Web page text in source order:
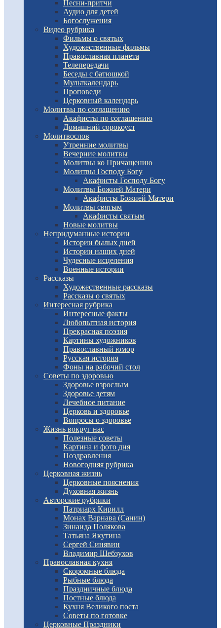
Песни-притчи
Аудио для детей
Богослужения
Видео рубрика
Фильмы о святых
Художественные фильмы
Православная планета
Телепередачи
Беседы с батюшкой
Мульткалендарь
Проповеди
Церковный календарь
Молитвы по соглашению
Акафисты по соглашению
Домашний сорокоуст
Молитвослов
Утренние молитвы
Вечерние молитвы
Молитвы ко Причащению
Молитвы Господу Богу
Акафисты Господу Богу
Молитвы Божией Матери
Акафисты Божией Матери
Молитвы святым
Акафисты святым
Новые молитвы
Непридуманные истории
Истории былых дней
Истории наших дней
Чудесные исцеления
Военные истории
Рассказы
Художественные рассказы
Рассказы о святых
Интересная рубрика
Интересные факты
Любопытная история
Прекрасная поэзия
Картины художников
Православный юмор
Русская история
Фоны на рабочий стол
Советы по здоровью
Здоровье взрослым
Здоровье детям
Лечебное питание
Церковь и здоровье
Вопросы о здоровье
Жизнь вокруг нас
Полезные советы
Картина и фото дня
Поздравления
Новогодняя рубрика
Церковная жизнь
Церковные пояснения
Духовная жизнь
Авторские рубрики
Патриарх Кирилл
Монах Варнава (Санин)
Зинаида Полякова
Татьяна Якутина
Сергей Синявин
Владимир Шебзухов
Православная кухня
Скоромные блюда
Рыбные блюда
Праздничные блюда
Постные блюда
Кухня Великого поста
Советы по готовке
Церковные Праздники